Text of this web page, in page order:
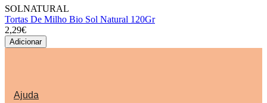
SOLNATURAL
Tortas De Milho Bio Sol Natural 120Gr
2,29€
Adicionar
Ajuda